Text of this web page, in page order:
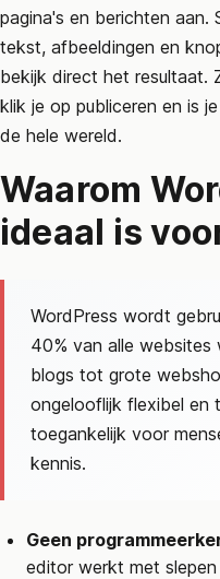
pagina's en berichten aan.
tekst, afbeeldingen en
bekijk direct het resultaat.
klik je op publiceren en is
de hele wereld.
Waarom
ideaal is
WordPress wordt
40% van alle websites
blogs tot grote
ongelooflijk flexibel en
toegankelijk voor
kennis.
Geen
editor werkt met